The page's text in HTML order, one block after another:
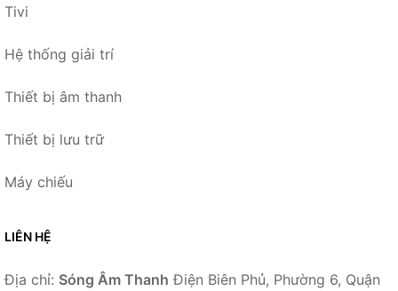
Tivi
Hệ thống giải trí
Thiết bị âm thanh
Thiết bị lưu trữ
Máy chiếu
LIÊN HỆ
Địa chỉ: Sóng Âm Thanh Điện Biên Phủ, Phường 6, Quận